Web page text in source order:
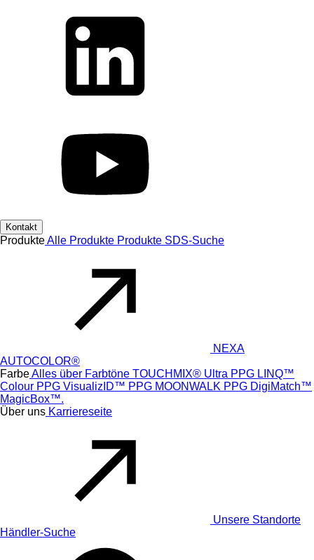
Kontakt
ProdukteAlle Produkte Produkte SDS-Suche
NEXA
AUTOCOLOR®
FarbeAlles über Farbtöne TOUCHMIX® Ultra PPG LINQ™
Colour PPG VisualizID™ PPG MOONWALK PPG DigiMatch™
MagicBox™.
Über uns Karriereseite
Unsere Standorte
Händler-Suche